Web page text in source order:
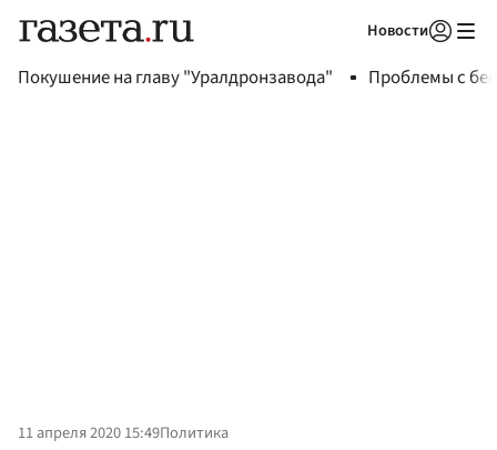
Новости
Покушение на главу "Уралдронзавода" Проблемы с
11 апреля 2020 15:49Политика